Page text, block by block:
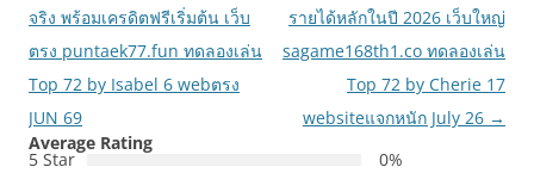
เรื่อง
จริง พร้อมเครดิตฟรีเริ่มต้น เว็บ
ตรง puntaek77.fun ทดลองเล่น
Top 72 by Isabel 6 webตรง
JUN 69
รายได้หลักในปี 2026 เว็บใหญ่
sagame168th1.co ทดลองเล่น
Top 72 by Cherie 17
websiteแจกหนัก July 26 →
Average Rating
5 Star
0%